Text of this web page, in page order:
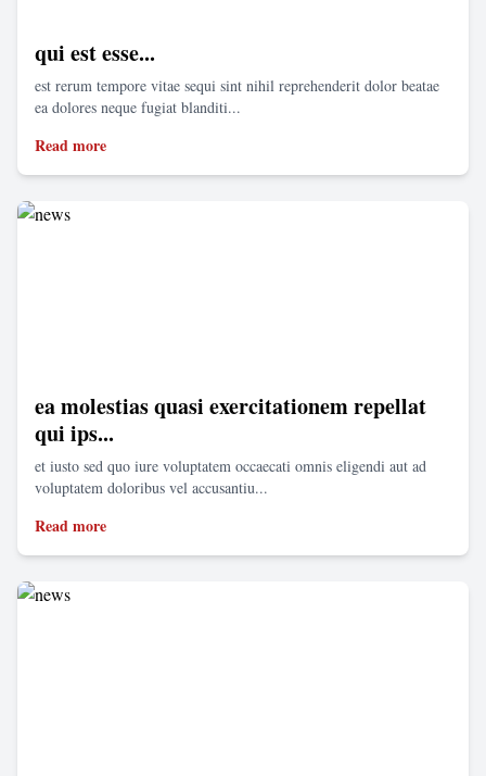
qui est esse...
est rerum tempore vitae sequi sint nihil reprehenderit dolor beatae
ea dolores neque fugiat blanditi...
Read more
ea molestias quasi exercitationem repellat
qui ips...
et iusto sed quo iure voluptatem occaecati omnis eligendi aut ad
voluptatem doloribus vel accusantiu...
Read more